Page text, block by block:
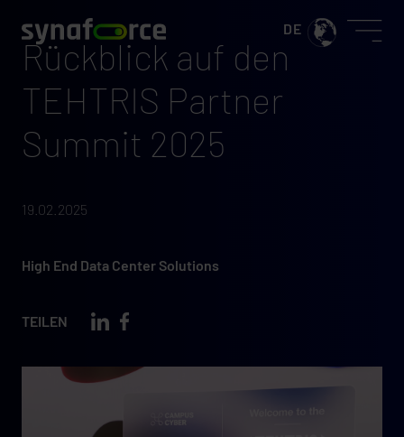
Rückblick auf den
TEHTRIS Partner
Summit 2025
19.02.2025
High End Data Center Solutions
TEILEN